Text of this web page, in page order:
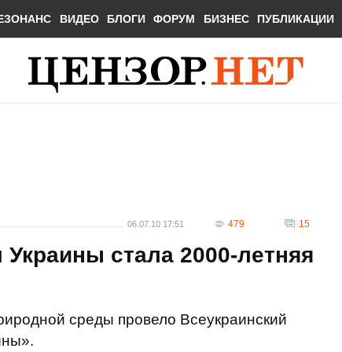
ВИДЕО БЛОГИ ФОРУМ БИЗНЕС ПУБЛИКАЦИИ
06.07.10 17:51 479 15
стала 2000-летняя
среды провело Всеукраинский